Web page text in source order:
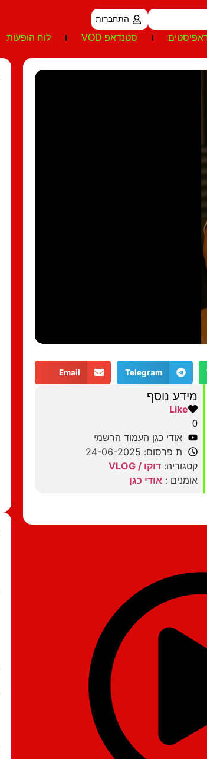
התחברות
סטנדאפ VOD לוח הופעות
Telegram
Email
מידע נוסף
Like
0
אודי כגן העמוד הרשמי
ת פרסום: 24-06-2025
קטגוריה: דוקו / VLOG
אומנים : אודי כגן